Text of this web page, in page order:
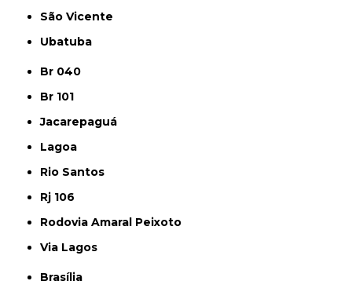
São Vicente
Ubatuba
Br 040
Br 101
Jacarepaguá
Lagoa
Rio Santos
Rj 106
Rodovia Amaral Peixoto
Via Lagos
Brasília